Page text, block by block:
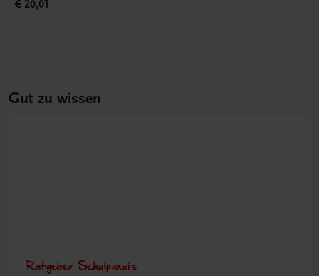
€ 20,01
Gut zu wissen
Ratgeber Schulpraxis